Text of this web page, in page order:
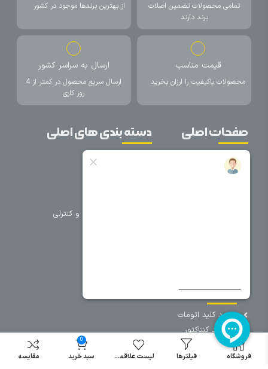
تمامی محصولات تضمین اصلات
برند دارند
از بهترین برندها موجود در کشور
قیمت مناسب
محصولات باکیفیت را ارزان بخرید
ارسال به سراسر کشور
ارسال سریع محصول در کمتر از 4
روز کاری
صفحات اصلی
خانه
دسته بندی های اصلی
تجهیزات حفاظتی و کنترلی
سایر دسته بندی ها
خرید کلید اتومات
خرید کنتاکتور
خرید فیوز
مینیاتوری
فروشگاه فیلترها لیست علاقمندی
0
سبد خرید مقایسه